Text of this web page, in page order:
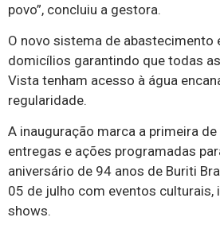
povo”, concluiu a gestora.
O novo sistema de abastecimento
domicílios garantindo que todas
Vista tenham acesso à água
regularidade.
A inauguração marca a primeira
entregas e ações programadas
aniversário de 94 anos de Buriti
05 de julho com eventos culturais,
shows.